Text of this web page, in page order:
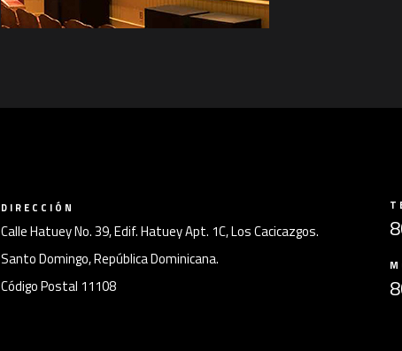
DIRECCIÓN
Calle Hatuey No. 39, Edif. Hatuey Apt. 1C, Los Cacicazgos.
Santo Domingo, República Dominicana.
Código Postal 11108